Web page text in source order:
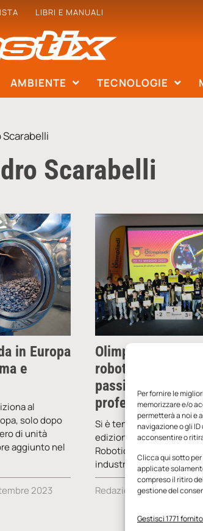
Per fornire le
memorizzare e/o
permetterà a noi e
navigazione o gli
acconsentire o
Clicca qui sotto
applicate
compreso il ritiro
gestione del
Gestisci 1771
LIBRI E MANUALI
AMBIENTE TECNOLOGIE
Scarabelli
in Europa
e
al
solo dopo
di unità
aggiunto nel
2023
Olimpiadi Fanuc
robotica:
passioni di oggi
professioni di
Si è tenuta il 22 e 23
edizione delle Olimpiadi
Robotica: il concorso di
industriale che si rivolge
Redazione 25 Maggio